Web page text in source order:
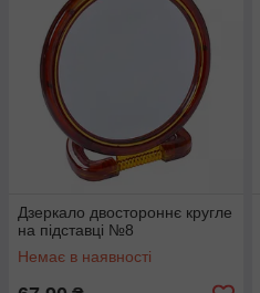
Дзеркало двостороннє кругле
на підставці №8
Немає в наявності